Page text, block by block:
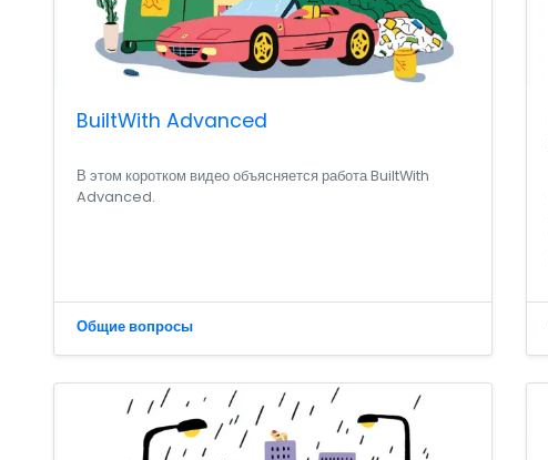
BuiltWith Advanced
В этом коротком видео объясняется работа BuiltWith
Advanced.
Общие вопросы